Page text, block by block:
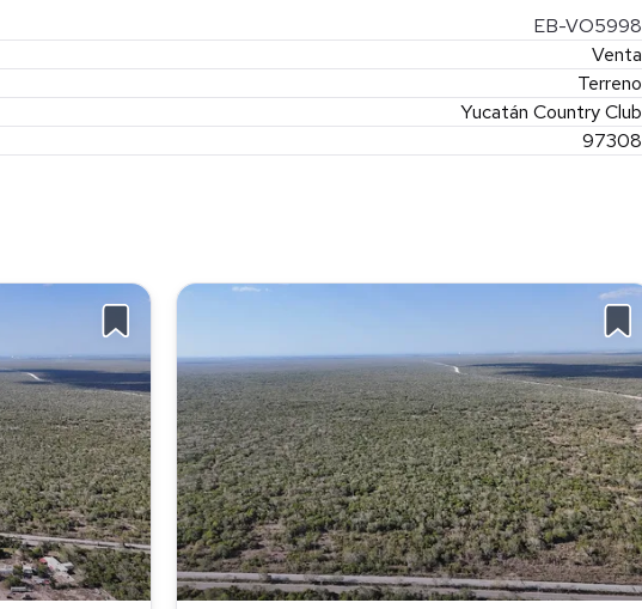
EB-VO5998
Venta
Terreno
Yucatán Country Club
97308